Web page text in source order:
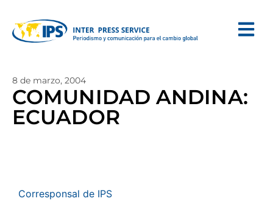
8 de marzo, 2004
COMUNIDAD ANDINA:
ECUADOR
Corresponsal de IPS